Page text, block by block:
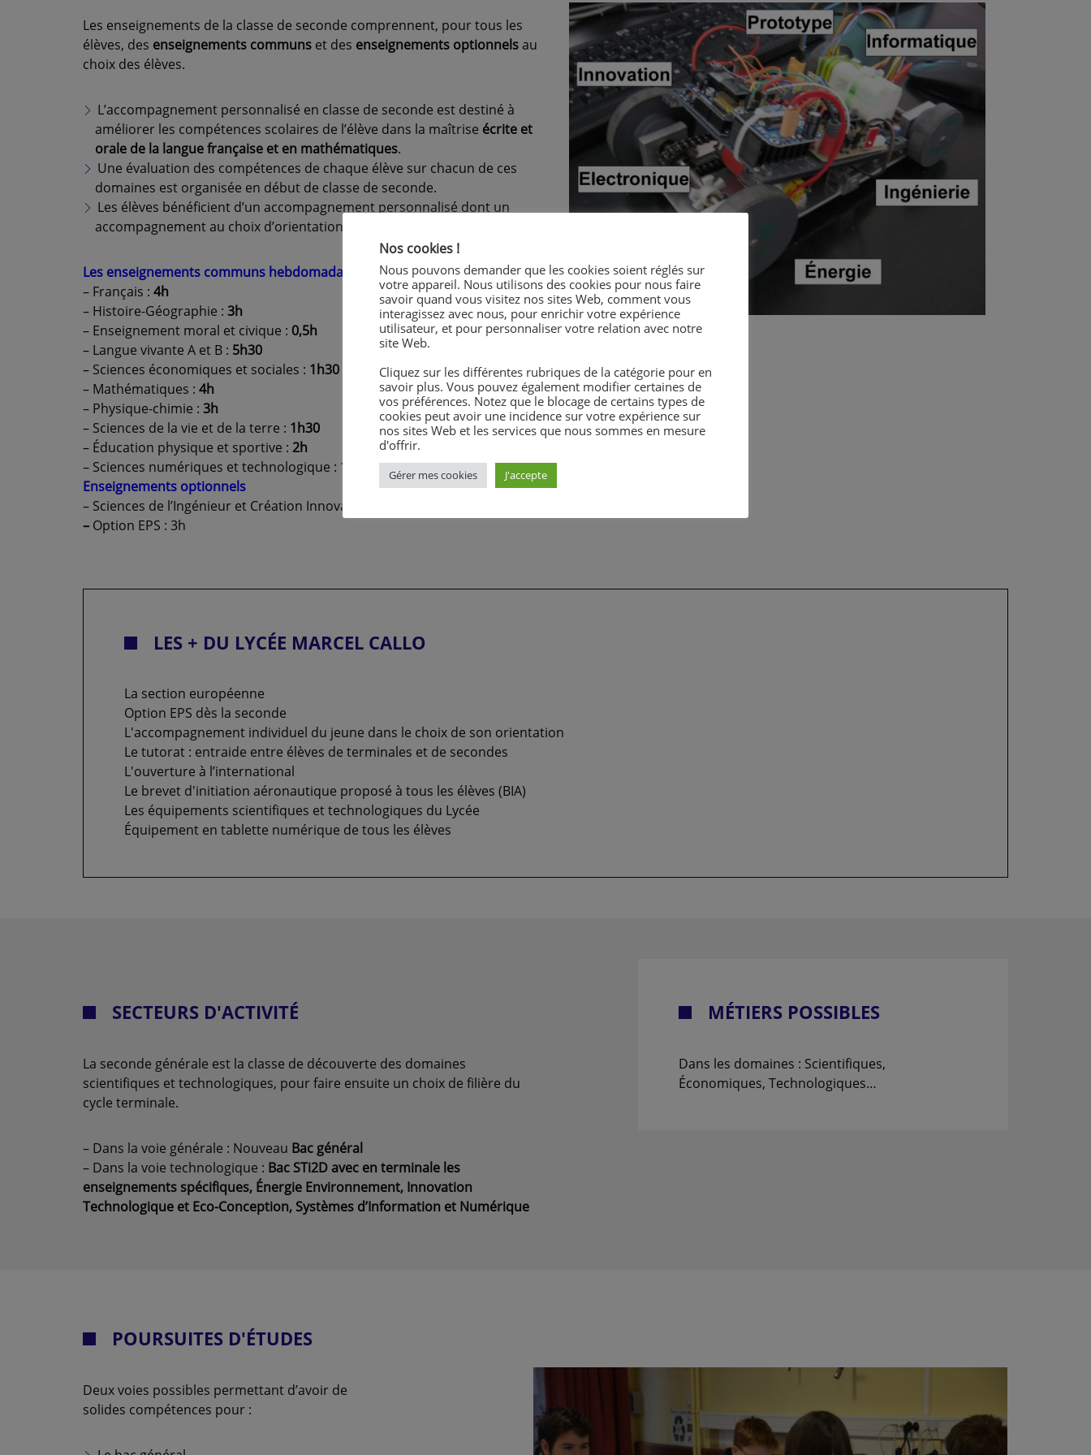
Les enseignements de la classe de seconde comprennent, pour tous les
élèves, des enseignements communs et des enseignements optionnelsau
choix des élèves.
L’accompagnement personnalisé en classe de seconde est destiné à
améliorer les compétences scolaires de l’élève dans la maîtrise écrite et
orale de la langue française et en mathématiques.
Une évaluation des compétences de chaque élève sur chacun de ces
domaines est organisée en début de classe de seconde.
Les élèves bénéficient d’un accompagnement personnalisé dont un
accompagnement au choix d’orientation selon leurs besoins.
Les enseignements communs hebdomadaires :
– Français : 4h
– Histoire-Géographie : 3h
– Enseignement moral et civique : 0,5h
– Langue vivante A et B : 5h30
– Sciences économiques et sociales : 1h30
– Mathématiques : 4h
– Physique-chimie : 3h
– Sciences de la vie et de la terre : 1h30
– Éducation physique et sportive : 2h
– Sciences numériques et technologique : 1h30
Enseignements optionnels
– Sciences de l’Ingénieur et Création Innovation Technologique :
– Option EPS : 3h
LES + DU LYCÉE MARCEL CALLO
La section européenne
Option EPS dès la seconde
L'accompagnement individuel du jeune dans le choix de son orientation
Le tutorat : entraide entre élèves de terminales et de secondes
L'ouverture à l’international
Le brevet d'initiation aéronautique proposé à tous les élèves (BIA)
Les équipements scientifiques et technologiques du Lycée
Équipement en tablette numérique de tous les élèves
SECTEURS D'ACTIVITÉ
La seconde générale est la classe de découverte des domaines
scientifiques et technologiques, pour faire ensuite un choix de filière du
cycle terminale.
– Dans la voie générale : Nouveau Bac général
– Dans la voie technologique : Bac STi2D avec en terminale les
enseignements spécifiques, Énergie Environnement, Innovation
Technologique et Eco-Conception, Systèmes d’Information et Numérique
MÉTIERS POSSIBLES
Dans les domaines : Scientifiques,
Économiques, Technologiques…
POURSUITES D'ÉTUDES
Deux voies possibles permettant d’avoir de
solides compétences pour :
Nos cookies !
Nous pouvons demander que les cookies soient réglés sur
votre appareil. Nous utilisons des cookies pour nous faire
savoir quand vous visitez nos sites Web, comment vous
interagissez avec nous, pour enrichir votre expérience
utilisateur, et pour personnaliser votre relation avec notre
site Web.
Cliquez sur les différentes rubriques de la catégorie pour en
savoir plus. Vous pouvez également modifier certaines de
vos préférences. Notez que le blocage de certains types de
cookies peut avoir une incidence sur votre expérience sur
nos sites Web et les services que nous sommes en mesure
d'offrir.
Gérer mes cookies J'accepte